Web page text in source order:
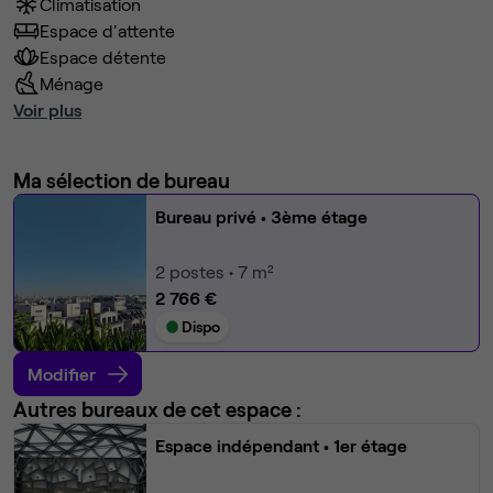
Climatisation
Espace d'attente
Espace détente
Ménage
Voir plus
Ma sélection de bureau
Bureau privé • 3ème étage
2 postes • 7 m²
2 766 €
Dispo
Modifier
Autres bureaux de cet espace :
Espace indépendant • 1er étage